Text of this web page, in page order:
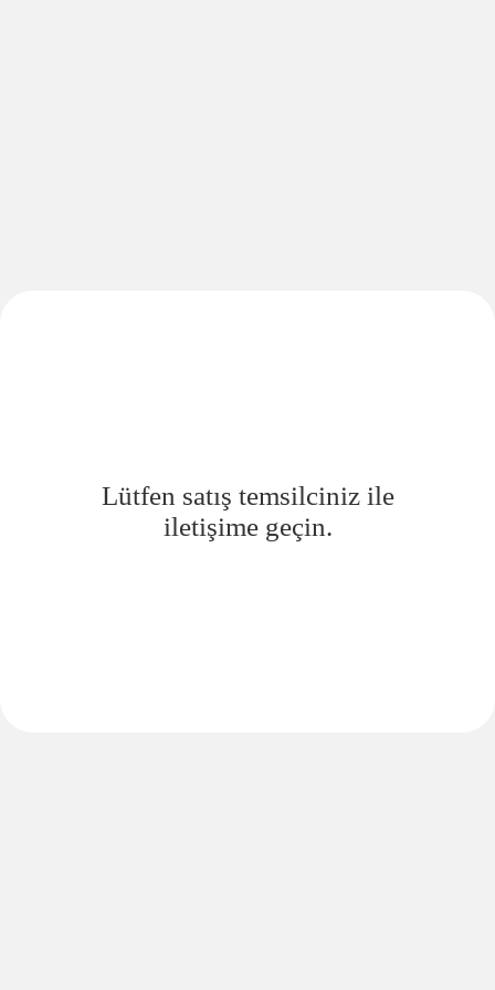
Lütfen satış temsilciniz ile
iletişime geçin.